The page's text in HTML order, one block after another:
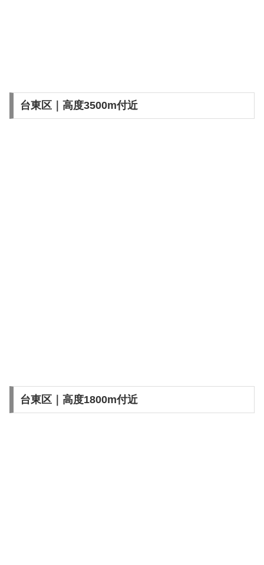
台東区｜高度3500m付近
台東区｜高度1800m付近